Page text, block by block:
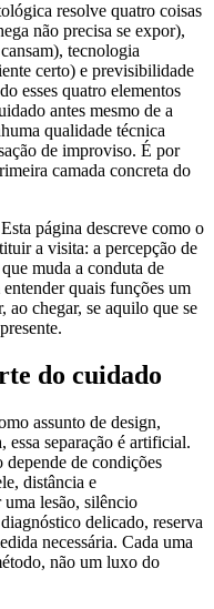
resolve quatro coisas
não precisa se expor),
tecnologia
certo) e previsibilidade
esses quatro elementos
antes mesmo de a
qualidade técnica
de improviso. É por
camada concreta do
página descreve como o
a visita: a percepção de
muda a conduta de
quais funções um
chegar, se aquilo que se
do cuidado
assunto de design,
essa separação é artificial.
depende de condições
distância e
lesão, silêncio
delicado, reserva
necessária. Cada uma
não um luxo do